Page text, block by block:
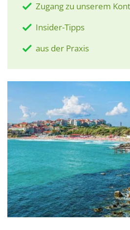
Zugang zu unserem
Insider-Tipps
aus der Praxis